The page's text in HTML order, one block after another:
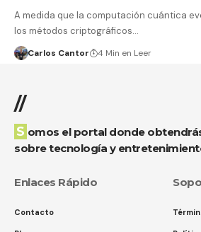
A medida que la computación cuántica
los métodos criptográficos…
Carlos Cantor 4 Min en Leer
//
Somos el portal donde obtendrás las novedades
sobre tecnología y
Enlaces Rápido
Contacto